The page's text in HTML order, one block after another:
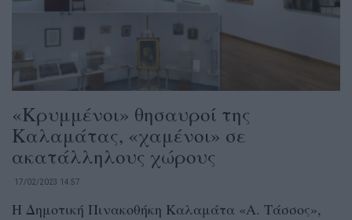
«Κρυμμένοι» θησαυροί της
Καλαμάτας, «χαμένοι» σε
ακατάλληλους χώρους
17/02/2023 14:57
H Δημοτική Πινακοθήκη Καλαμάτα «Α. Τάσσος»,